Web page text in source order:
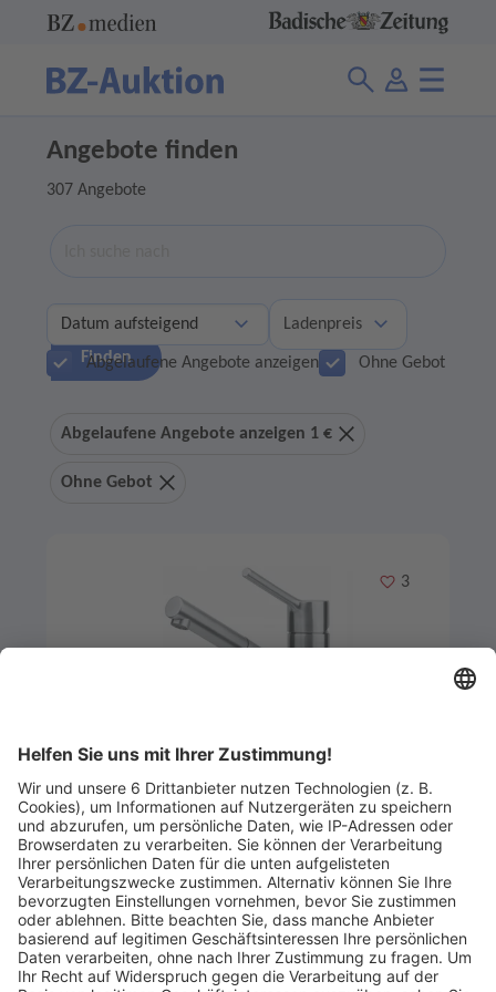
Angebote finden
307 Angebote
Finden
Ladenpreis
Abgelaufene Angebote anzeigen Ohne Gebot
Abgelaufene Angebote anzeigen 1 €
Ohne Gebot
Merken
3
Artikel-ID: 3475 0
Taros Neo Zugauslauf
Küchenfakler GmbH & Co.